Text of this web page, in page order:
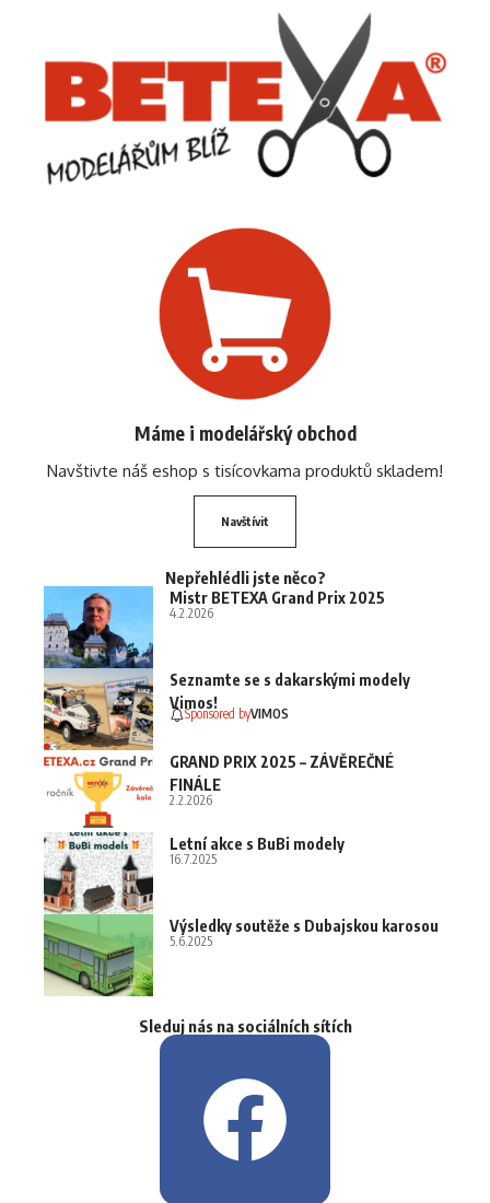
Máme i modelářský obchod
Navštivte náš eshop s tisícovkama produktů skladem!
Navštívit
Nepřehlédli jste něco?
Mistr BETEXA Grand Prix 2025
4.2.2026
Seznamte se s dakarskými modely
Vimos!
Sponsored byVIMOS
GRAND PRIX 2025 – ZÁVĚREČNÉ
FINÁLE
2.2.2026
Letní akce s BuBi modely
16.7.2025
Výsledky soutěže s Dubajskou karosou
5.6.2025
Sleduj nás na sociálních sítích